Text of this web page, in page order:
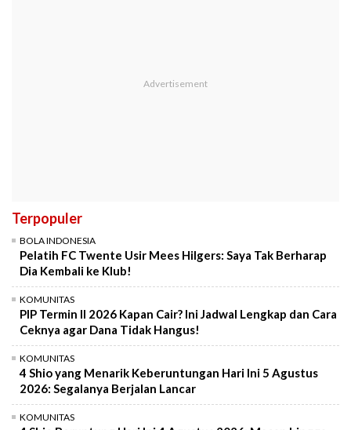
Terpopuler
BOLA INDONESIA
Pelatih FC Twente Usir Mees Hilgers: Saya Tak Berharap
Dia Kembali ke Klub!
KOMUNITAS
PIP Termin II 2026 Kapan Cair? Ini Jadwal Lengkap dan Cara
Ceknya agar Dana Tidak Hangus!
KOMUNITAS
4 Shio yang Menarik Keberuntungan Hari Ini 5 Agustus
2026: Segalanya Berjalan Lancar
KOMUNITAS